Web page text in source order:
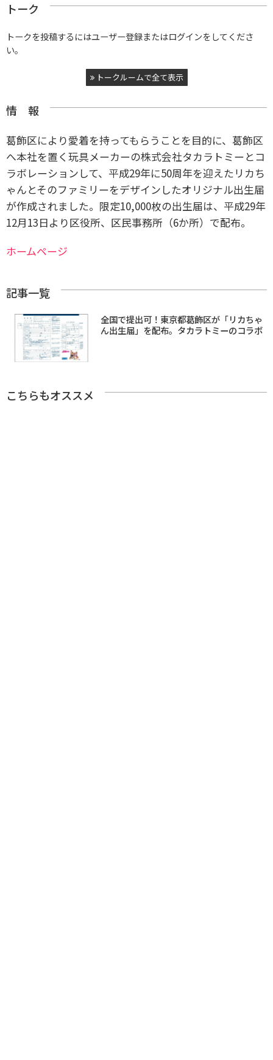
トーク
トークを投稿するにはユーザー登録またはログインをしてくださ
い。
トークルームで全て表示
情 報
葛飾区により愛着を持ってもらうことを目的に、葛飾区
へ本社を置く玩具メーカーの株式会社タカラトミーとコ
ラボレーションして、平成29年に50周年を迎えたリカち
ゃんとそのファミリーをデザインしたオリジナル出生届
が作成されました。限定10,000枚の出生届は、平成29年
12月13日より区役所、区民事務所（6か所）で配布。
ホームページ
記事一覧
全国で提出可！東京都葛飾区が「リカちゃ
ん出生届」を配布。タカラトミーのコラボ
こちらもオススメ